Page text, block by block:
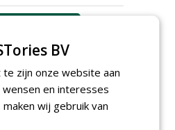
BV
zijn onze website aan
en interesses
wij gebruik van